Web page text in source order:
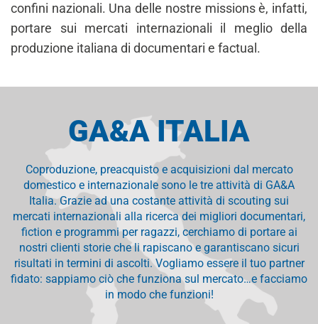
confini nazionali. Una delle nostre missions è, infatti,
portare sui mercati internazionali il meglio della
produzione italiana di documentari e factual.
GA&A ITALIA
Coproduzione, preacquisto e acquisizioni dal mercato
domestico e internazionale sono le tre attività di GA&A
Italia. Grazie ad una costante attività di scouting sui
mercati internazionali alla ricerca dei migliori documentari,
fiction e programmi per ragazzi, cerchiamo di portare ai
nostri clienti storie che li rapiscano e garantiscano sicuri
risultati in termini di ascolti. Vogliamo essere il tuo partner
fidato: sappiamo ciò che funziona sul mercato…e facciamo
in modo che funzioni!